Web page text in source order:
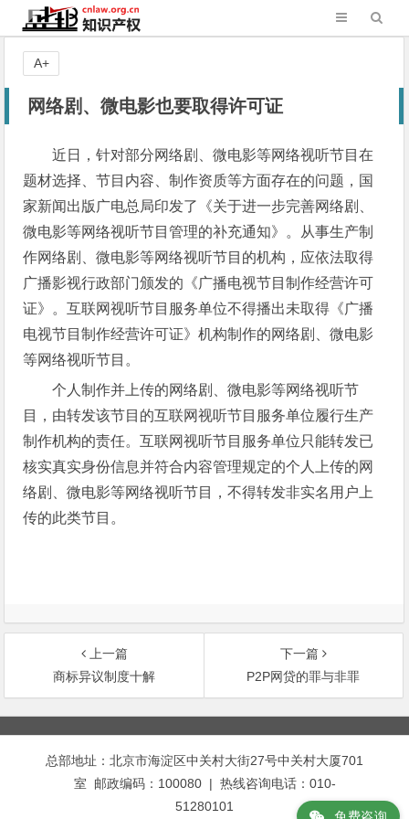
网络剧、微电影也要取得许可证
近日，针对部分网络剧、微电影等网络视听节目在
题材选择、节目内容、制作资质等方面存在的问题，国
家新闻出版广电总局印发了《关于进一步完善网络剧、
微电影等网络视听节目管理的补充通知》。从事生产制
作网络剧、微电影等网络视听节目的机构，应依法取得
广播影视行政部门颁发的《广播电视节目制作经营许可
证》。互联网视听节目服务单位不得播出未取得《广播
电视节目制作经营许可证》机构制作的网络剧、微电影
等网络视听节目。
个人制作并上传的网络剧、微电影等网络视听节
目，由转发该节目的互联网视听节目服务单位履行生产
制作机构的责任。互联网视听节目服务单位只能转发已
核实真实身份信息并符合内容管理规定的个人上传的网
络剧、微电影等网络视听节目，不得转发非实名用户上
传的此类节目。
A+
上一篇
商标异议制度十解
下一篇
P2P网贷的罪与非罪
文
章
总部地址：北京市海淀区中关村大街27号中关村大厦701
室 邮政编码：100080 | 热线咨询电话：010-
51280101